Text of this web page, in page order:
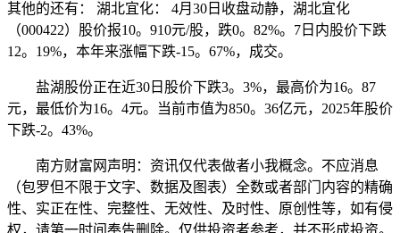
其他的还有： 湖北宜化： 4月30日收盘动静，湖北宜化
（000422）股价报10。910元/股，跌0。82%。7日内股价下跌
12。19%，本年来涨幅下跌-15。67%，成交。
盐湖股份正在近30日股价下跌3。3%，最高价为16。87
元，最低价为16。4元。当前市值为850。36亿元，2025年股价
下跌-2。43%。
南方财富网声明：资讯仅代表做者小我概念。不应消息
（包罗但不限于文字、数据及图表）全数或者部门内容的精确
性、实正在性、完整性、无效性、及时性、原创性等，如有侵